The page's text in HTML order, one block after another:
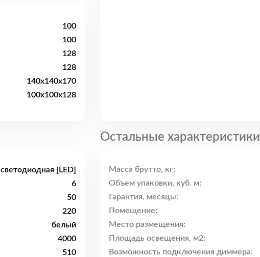
100
100
128
128
140x140x170
100x100x128
светодиодная [LED]
6
50
220
белый
4000
510
Остальные характеристики
Масса брутто, кг:
Объем упаковки, куб. м:
Гарантия, месяцы:
Помещение:
Место размещения:
Площадь освещения, м2:
Возможность подключения диммера: